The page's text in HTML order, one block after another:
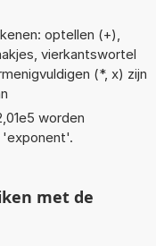
optellen (+),
vierkantswortel
(*, x) zijn
worden
met de